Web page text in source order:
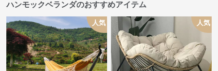
ハンモックベランダのおすすめアイテム
人気 人気